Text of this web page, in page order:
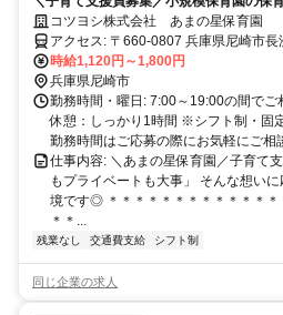
支援員研修修了証必須※】働きやすさも
に取れる有休と連休制度で、自分らしい
験・ブランクある方でも大丈夫◎/ネイル
軟に対応◎/有休は理由不問で自由に使え
し・持ち帰り仕事ゼロ◎/子どもと向き
コツヨシ株式会社 あまの星保育園
アクセス: 〒660-0807 兵庫県尼崎市長洲西通1-5-15 【あまの星保育
園】
時給1,120円～1,800円
兵庫県尼崎市
勤務時間・曜日: 7:00～19:00の間で
休憩：しっかり1時間 ※シフト制・
勤務時間はご応募の際にお気軽にご相
仕事内容: ＼あまの星保育園／子育て
もプライベートも大事」 そんな想い
境です◎ ＊＊＊＊＊＊＊＊＊＊＊＊＊
＊＊...
残業なし 交通費支給 シフト制
同じ企業の求人